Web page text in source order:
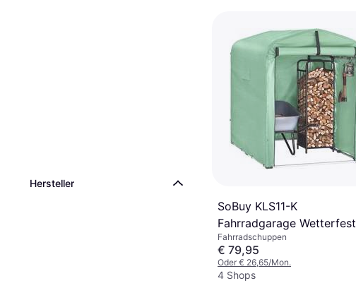
Hersteller
SoBuy KLS11-K
Fahrradgarage Wetterfest
120x163x176 cm
Fahrradschuppen
€ 79,95
Oder € 26,65/Mon.
4 Shops